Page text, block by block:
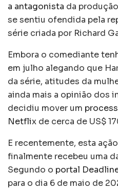
a antagonista da
se sentiu ofendida pela
série criada por Richard
Embora o comediante
em julho alegando que
da série, atitudes da
ainda mais a opinião dos
decidiu mover um
Netflix de cerca de US$
E recentemente, esta
finalmente recebeu uma
Segundo o portal
para o dia 6 de maio de